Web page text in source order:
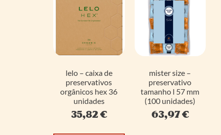
lelo – caixa de
preservativos
orgânicos hex 36
unidades
35,82€
mister size –
preservativo
tamanho l 57 mm
(100 unidades)
63,97€